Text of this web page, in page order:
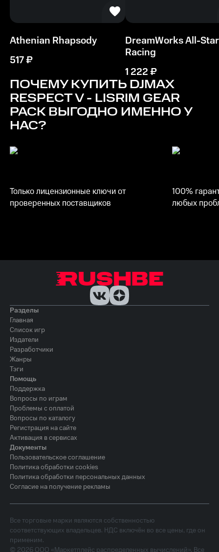
Athenian Rhapsody
517₽
DreamWorks All-
Racing
1 222₽
ПОЧЕМУ КУПИТЬ DJMAX
RESPECT V - LISRIM GEAR
PACKВЫГОДНО ИМЕННО У
НАС?
Только лицензионные ключи от
проверенных поставщиков
100%
любых
Разделы
Главная
Список игр
Издатели
Разработчики
Жанры
Тэги
Помощь
Поддержка
Вопросы по играм
Проблемы с оплатой
Вопросы по каталогу
Регистрация на сайте
Активация в сервисах
Документы
Пользовательское соглашение
Политика обработки cookies
Политика обработки персональных данных
Согласие на получение рекламы
Все торговые марки являются собственностью
соответствующих владельцев. НДС включён во все цены, где он
применим.
© 2026 ООО «Маркетплейс распределенных вычислений». Все